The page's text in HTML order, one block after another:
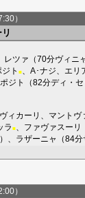
）
レツァ （70分ヴィニ
ト ■ A･ナジ エリ
ジト （82分ディ・セ
ヴィカーリ マントヴ
ラ ■ ファヴァスーリ
）、 ラザーニャ （84分
）